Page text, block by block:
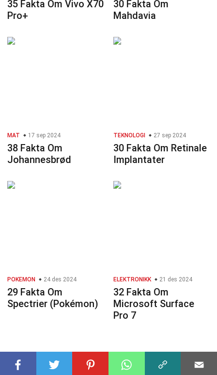
35 Fakta Om Vivo X70
Pro+
30 Fakta Om
Mahdavia
MAT 17 sep 2024
38 Fakta Om
Johannesbrød
TEKNOLOGI 27 sep 2024
30 Fakta Om Retinale
Implantater
POKEMON 24 des 2024
29 Fakta Om
Spectrier (Pokémon)
ELEKTRONIKK 21 des 2024
32 Fakta Om
Microsoft Surface
Pro 7